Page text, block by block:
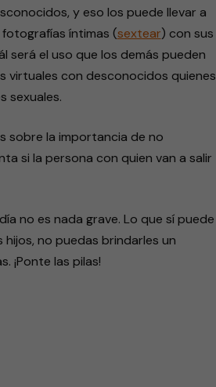
y eso los puede llevar a
íntimas (sextear) con sus
será el uso que los demás pueden
virtuales con desconocidos quienes
sexuales.
sobre la importancia de no
si la persona con quien van a salir
no es nada grave. Lo que sí puede
no puedas brindarles un
¡Ponte las pilas!